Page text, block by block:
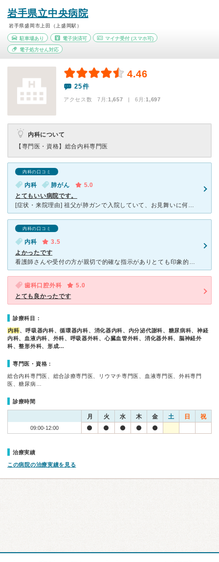
岩手県立中央病院
岩手県盛岡市上田（上盛岡駅）
駐車場あり 電子決済可 マイナ受付 (スマホ可)
電子処方せん対応
4.46
25件
アクセス数 7月:1,657 | 6月:1,697
内科について
【専門医・資格】 総合内科専門医
内科の口コミ
内科 肺がん
5.0
とてもいい病院です。
[症状・来院理由] 祖父が肺ガンで入院していて、お見舞いに何度も通いました。 [医師の診断・治療法] 抗ガン治療をおこなってもらっていました。 吐き気など副作用もひどかったようですが、付き添い
内科の口コミ
内科
3.5
よかったです
看護師さんや受付の方が親切で的確な指示がありとても印象的でした。また先生もハキハキとしてて話もしやすく何でも相談出来る先生でした。 私の印象からすると無駄な検査とかはなく必要な事だけしてパッパッと終
歯科口腔外科
5.0
とても良かったです
診療科目：
内科、呼吸器内科、循環器内科、消化器内科、内分泌代謝科、糖尿病科、神経
内科、血液内科、外科、呼吸器外科、心臓血管外科、消化器外科、脳神経外
科、整形外科、形成…
専門医・資格：
総合内科専門医、総合診療専門医、リウマチ専門医、血液専門医、外科専門
医、糖尿病…
診療時間
月 火 水 木 金 土 日 祝
09:00-12:00
治療実績
この病院の治療実績を見る